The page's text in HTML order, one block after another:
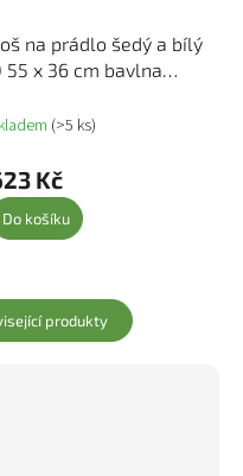
na prádlo šedý a bílý
55 x 36 cm bavlna
(>5 ks)
Kč
Do košíku
produkty